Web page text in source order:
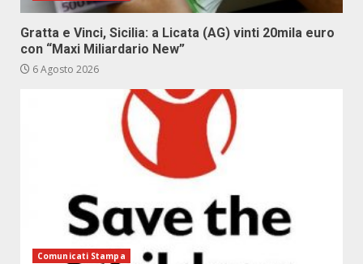
Gratta e Vinci, Sicilia: a Licata (AG) vinti 20mila euro
con “Maxi Miliardario New”
6 Agosto 2026
Comunicati Stampa